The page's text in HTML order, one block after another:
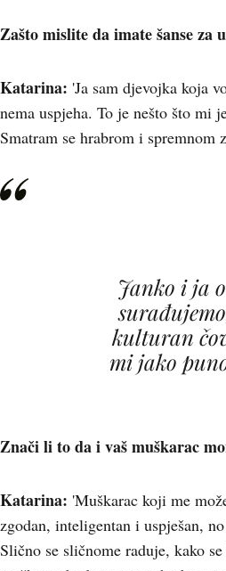
Zašto mislite da imate šanse za
Katarina: 'Ja sam djevojka koja
nema uspjeha. To je nešto što mi
Smatram se hrabrom i spremnom
Janko i ja
kulturan
mi jako
Znači li to da i vaš muškarac
Katarina: 'Muškarac koji me
zgodan, inteligentan i uspješan,
Slično se sličnome raduje, kako